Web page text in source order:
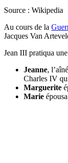
Source : Wikipedia
Au cours de la
Jacques Van
Jean III pratiqua
Jeanne,
Charles IV
Marguerite
Marie